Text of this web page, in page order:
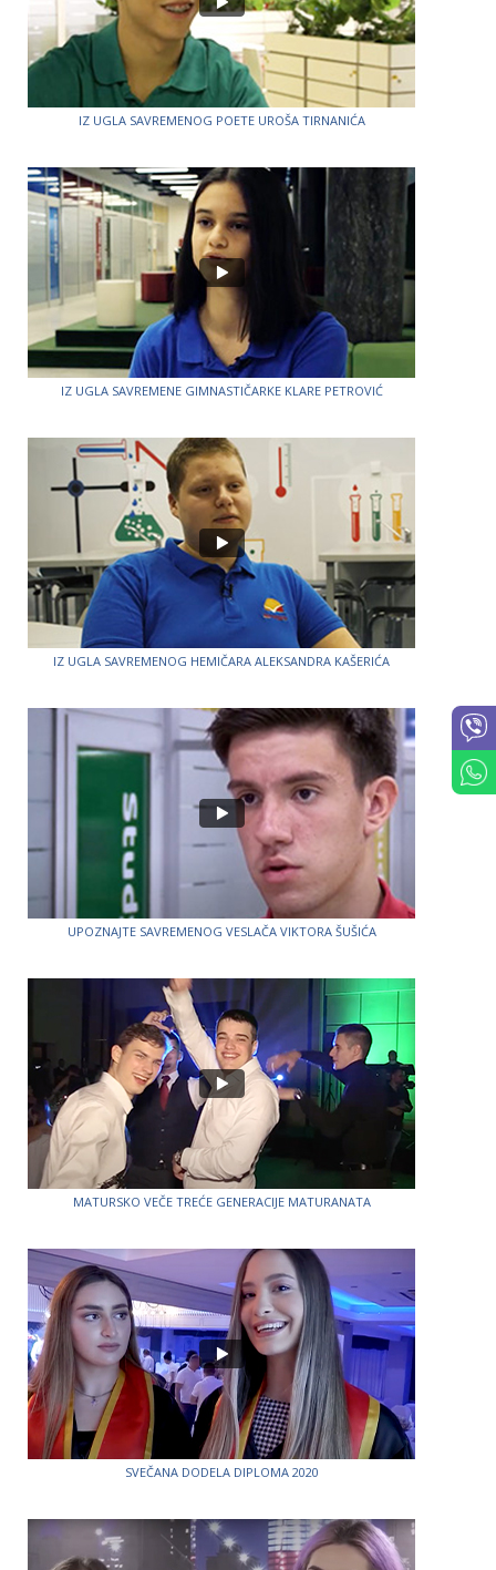
IZ UGLA SAVREMENOG POETE UROŠA TIRNANIĆA
IZ UGLA SAVREMENE GIMNASTIČARKE KLARE PETROVIĆ
IZ UGLA SAVREMENOG HEMIČARA ALEKSANDRA KAŠERIĆA
UPOZNAJTE SAVREMENOG VESLAČA VIKTORA ŠUŠIĆA
MATURSKO VEČE TREĆE GENERACIJE MATURANATA
SVEČANA DODELA DIPLOMA 2020